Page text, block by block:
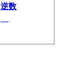
逆数